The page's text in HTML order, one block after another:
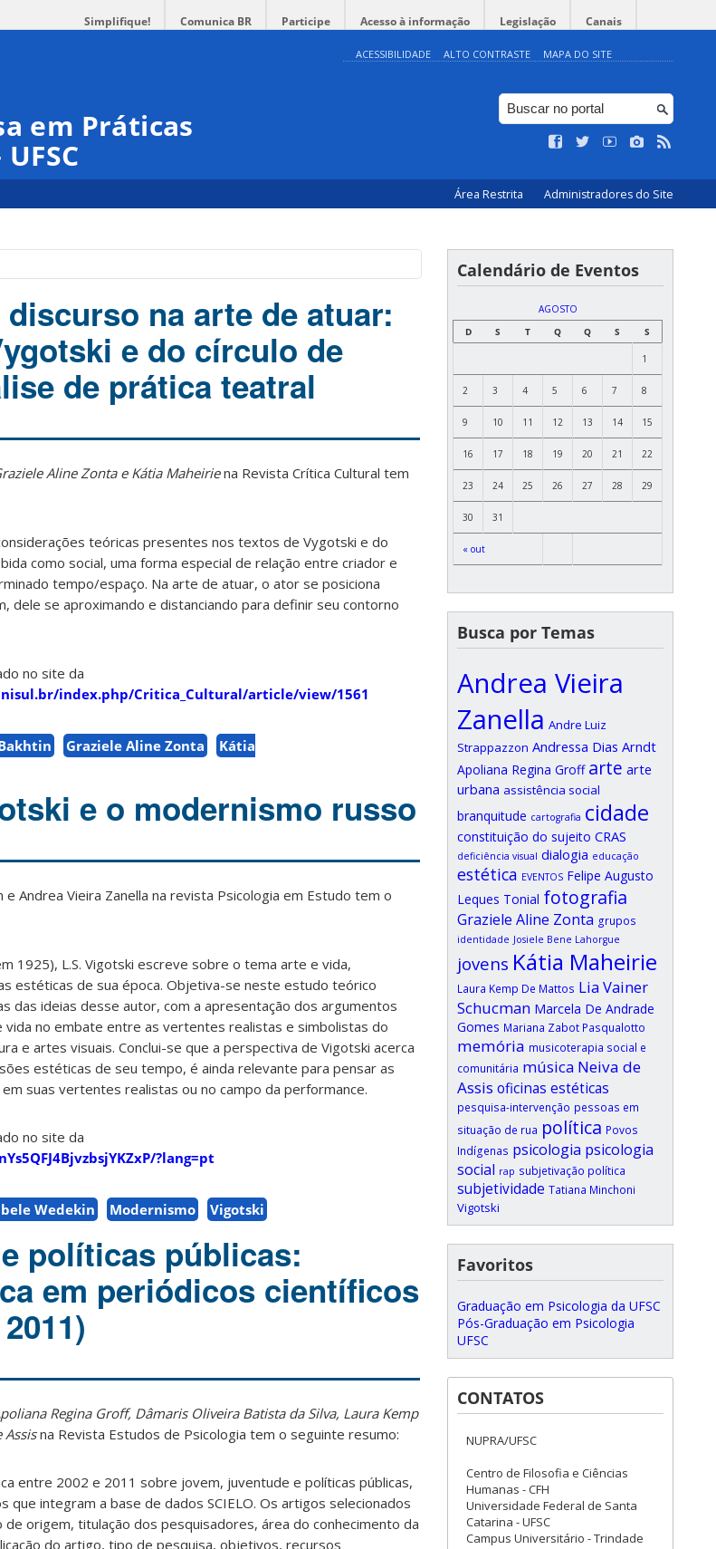
Simplifique! Comunica BR Participe Acesso à informação Legislação Canais
ACESSIBILIDADE ALTO CONTRASTE MAPA DO SITE
em Práticas
Área Restrita Administradores do Site
na arte de atuar:
e do círculo de
de prática teatral
Aline Zonta e Kátia Maheirie na Revista Crítica Cultural tem
teóricas presentes nos textos de Vygotski e do
como social, uma forma especial de relação entre criador e
tempo/espaço. Na arte de atuar, o ator se posiciona
dele se aproximando e distanciando para definir seu contorno
no site da
index.php/Critica_Cultural/article/view/1561
Graziele Aline Zonta
Kátia
e o modernismo russo
Andrea Vieira Zanella na revista Psicologia em Estudo tem o
1925), L.S. Vigotski escreve sobre o tema arte e vida,
estéticas de sua época. Objetiva-se neste estudo teórico
das ideias desse autor, com a apresentação dos argumentos
no embate entre as vertentes realistas e simbolistas do
e artes visuais. Conclui-se que a perspectiva de Vigotski acerca
estéticas de seu tempo, é ainda relevante para pensar as
suas vertentes realistas ou no campo da performance.
no site da
?lang=pt
Wedekin Modernismo Vigotski
políticas públicas:
em periódicos científicos
Regina Groff, Dâmaris Oliveira Batista da Silva, Laura Kemp
Assisna Revista Estudos de Psicologia tem o seguinte resumo:
entre 2002 e 2011 sobre jovem, juventude e políticas públicas,
que integram a base de dados SCIELO. Os artigos selecionados
origem, titulação dos pesquisadores, área do conhecimento da
do artigo, tipo de pesquisa, objetivos, recursos
Calendário de Eventos
AGOSTO
D
S T Q Q S S
« out
1
2 3 4 5 6 7 8
9 10 11 12 13 14 15
16 17 18 19 20 21 22
23 24 25 26 27 28 29
30 31
Busca por Temas
Andrea Vieira
Zanella Andre Luiz
Strappazzon Andressa Dias Arndt
Apoliana Regina Groff arte arte
urbana assistência social
branquitude cartografia cidade
constituição do sujeito CRAS
deficiência visual dialogia educação
estética EVENTOS Felipe Augusto
Leques Tonial fotografia
Graziele Aline Zonta grupos
identidade Josiele Bene Lahorgue
jovens Kátia Maheirie
Laura Kemp De Mattos Lia Vainer
Schucman Marcela De Andrade
Gomes Mariana Zabot Pasqualotto
memória musicoterapia social e
comunitária música Neiva de
Assis oficinas estéticas
pesquisa-intervenção pessoas em
situação de rua política Povos
Indígenas psicologia psicologia
social rap subjetivação política
subjetividade Tatiana Minchoni
Vigotski
Favoritos
Graduação em Psicologia da UFSC
Pós-Graduação em Psicologia
UFSC
CONTATOS
NUPRA/UFSC
Centro de Filosofia e Ciências
Humanas - CFH
Universidade Federal de Santa
Catarina - UFSC
Campus Universitário - Trindade